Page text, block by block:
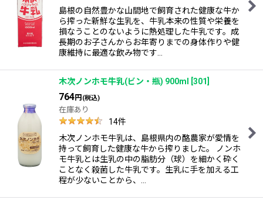
島根の自然豊かな山間地で飼育された健康な牛か
ら搾った新鮮な生乳を、牛乳本来の性質や栄養を
損なうことのないように熱処理した牛乳です。成
長期のお子さんからお年寄りまでの身体作りや健
康維持に最適な飲み物です…
木次ノンホモ牛乳(ビン・瓶) 900ml 301
764円 (税込)
在庫あり
14件
木次ノンホモ牛乳は、島根県内の酪農家が愛情を
持って飼育した健康な牛から搾りました。 ノンホ
モ牛乳とは生乳の中の脂肪分（球）を細かく砕く
ことなく殺菌した牛乳です。生乳に手を加える工
程が少ないことから、…